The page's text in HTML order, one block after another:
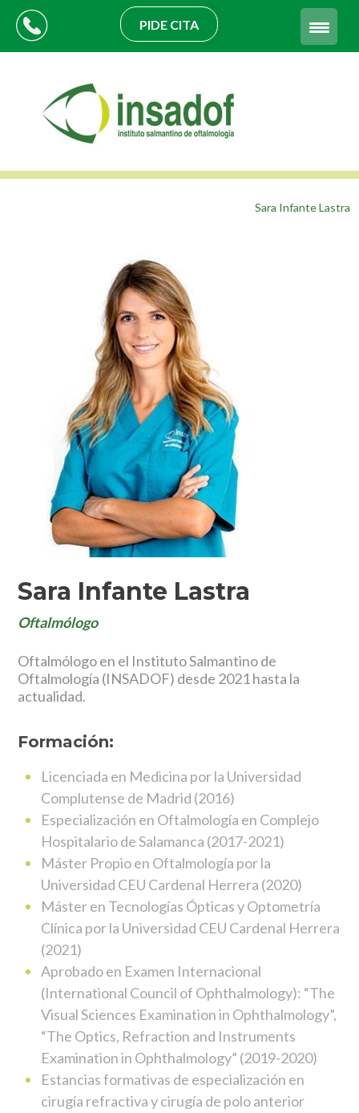
PIDE CITA
Sara Infante Lastra
Sara Infante Lastra
Oftalmólogo
Oftalmólogo en el Instituto Salmantino de
Oftalmología (INSADOF) desde 2021 hasta la
actualidad.
Formación:
Licenciada en Medicina por la Universidad
Complutense de Madrid (2016)
Especialización en Oftalmología en Complejo
Hospitalario de Salamanca (2017-2021)
Máster Propio en Oftalmología por la
Universidad CEU Cardenal Herrera (2020)
Máster en Tecnologías Ópticas y Optometría
Clínica por la Universidad CEU Cardenal Herrera
(2021)
Aprobado en Examen Internacional
(International Council of Ophthalmology): “The
Visual Sciences Examination in Ophthalmology”,
“The Optics, Refraction and Instruments
Examination in Ophthalmology” (2019-2020)
Estancias formativas de especialización en
cirugía refractiva y cirugía de polo anterior